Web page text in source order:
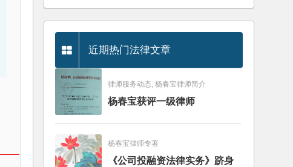
近期热门法律文章
律师服务动态, 杨春宝律师简介
杨春宝获评一级律师
杨春宝律师专著
《公司投融资法律实务》跻身